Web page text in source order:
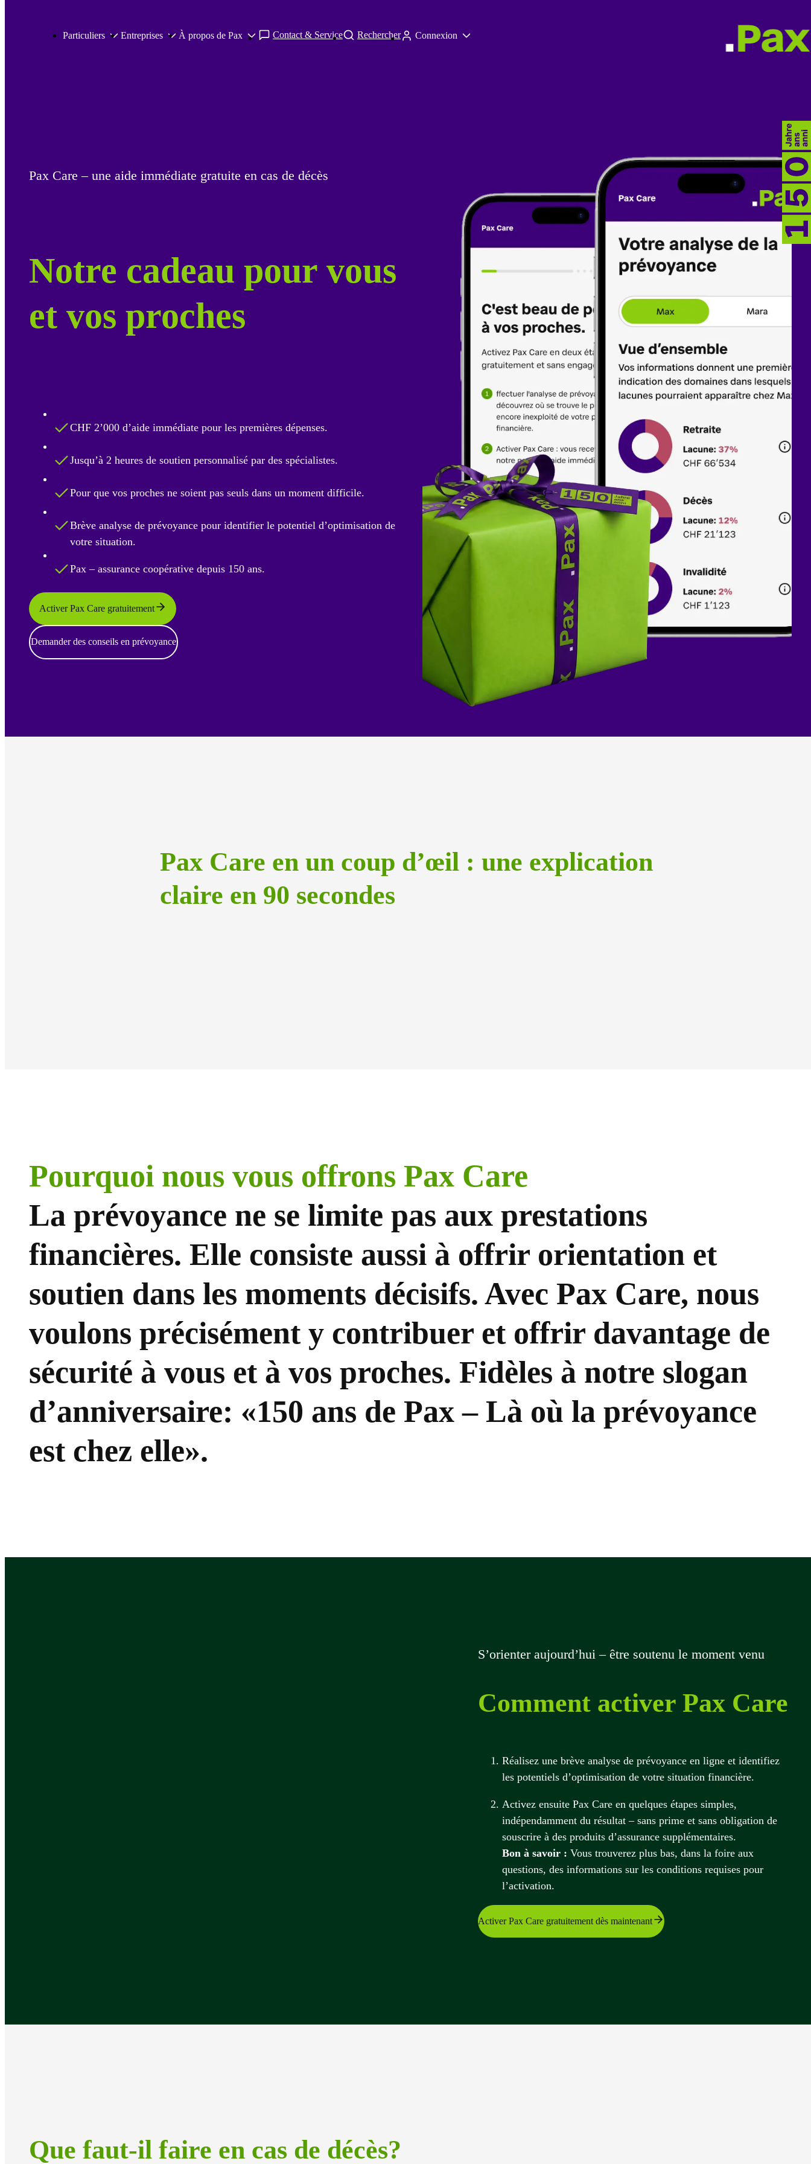
Particuliers Entreprises À propos de Pax Contact & Service Rechercher Connexion
Pax Care – une aide immédiate gratuite en cas de décès
Notre cadeau pour vous
et vos proches
CHF 2’000 d’aide immédiate pour les premières dépenses.
Jusqu’à 2 heures de soutien personnalisé par des spécialistes.
Pour que vos proches ne soient pas seuls dans un moment difficile.
Brève analyse de prévoyance pour identifier le potentiel d’optimisation de
votre situation.
Pax – assurance coopérative depuis 150 ans.
Activer Pax Care gratuitement
Demander des conseils en prévoyance
Pax Care en un coup d’œil : une explication
claire en 90 secondes
Pourquoi nous vous offrons Pax Care
La prévoyance ne se limite pas aux prestations
financières. Elle consiste aussi à offrir orientation et
soutien dans les moments décisifs. Avec Pax Care, nous
voulons précisément y contribuer et offrir davantage de
sécurité à vous et à vos proches. Fidèles à notre slogan
d’anniversaire: «150 ans de Pax – Là où la prévoyance
est chez elle».
S’orienter aujourd’hui – être soutenu le moment venu
Comment activer Pax Care
Réalisez une brève analyse de prévoyance en ligne et identifiez
les potentiels d’optimisation de votre situation financière.
Activez ensuite Pax Care en quelques étapes simples,
indépendamment du résultat – sans prime et sans obligation de
souscrire à des produits d’assurance supplémentaires.
Bon à savoir : Vous trouverez plus bas, dans la foire aux
questions, des informations sur les conditions requises pour
l’activation.
Activer Pax Care gratuitement dès maintenant
Que faut-il faire en cas de décès?